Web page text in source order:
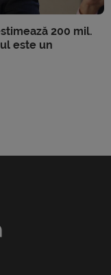
200 mil.
este un